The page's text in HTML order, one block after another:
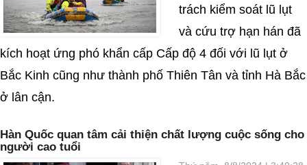
trách kiểm soát lũ lụt
và cứu trợ hạn hán đã
kích hoạt ứng phó khẩn cấp Cấp độ 4 đối với lũ lụt ở
Bắc Kinh cũng như thành phố Thiên Tân và tỉnh Hà Bắc
ở lân cận.
Hàn Quốc quan tâm cải thiện chất lượng cuộc sống cho
người cao tuổi